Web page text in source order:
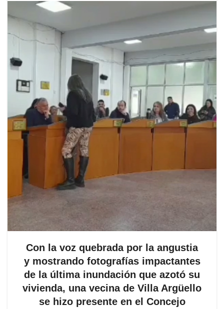
Con la voz quebrada por la angustia
y mostrando fotografías impactantes
de la última inundación que azotó su
vivienda, una vecina de Villa Argüello
se hizo presente en el Concejo